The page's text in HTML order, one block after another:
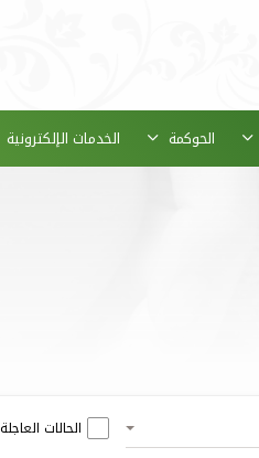
الحوكمة الخدمات الإلكترونية
الحالات العاجلة